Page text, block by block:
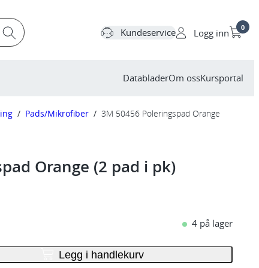
Kundeservice Logg inn 0
DatabladerOm ossKursportal
/ Pads/Mikrofiber / 3M 50456 Poleringspad Orange
Orange (2 pad i pk)
4 på lager
Legg i handlekurv